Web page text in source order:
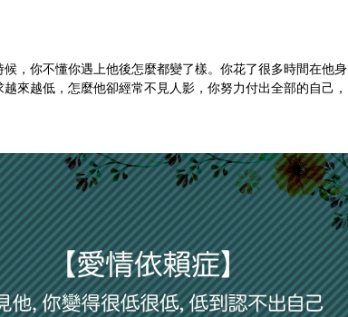
，你不懂你遇上他後怎麼都變了樣。你花了很多時間在他身
來越低，怎麼他卻經常不見人影，你努力付出全部的自己，